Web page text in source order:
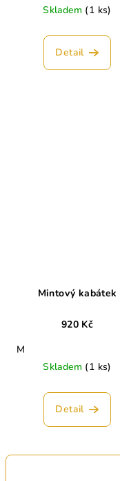
Skladem (1 ks)
Detail
Mintový kabátek
920 Kč
M
Skladem (1 ks)
Detail